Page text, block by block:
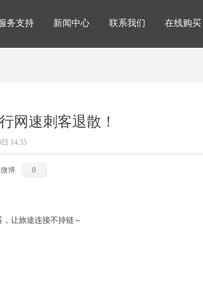
服务支持 新闻中心 联系我们 在线购买
网速刺客退散！
让旅途连接不掉链～
14:35
博 0